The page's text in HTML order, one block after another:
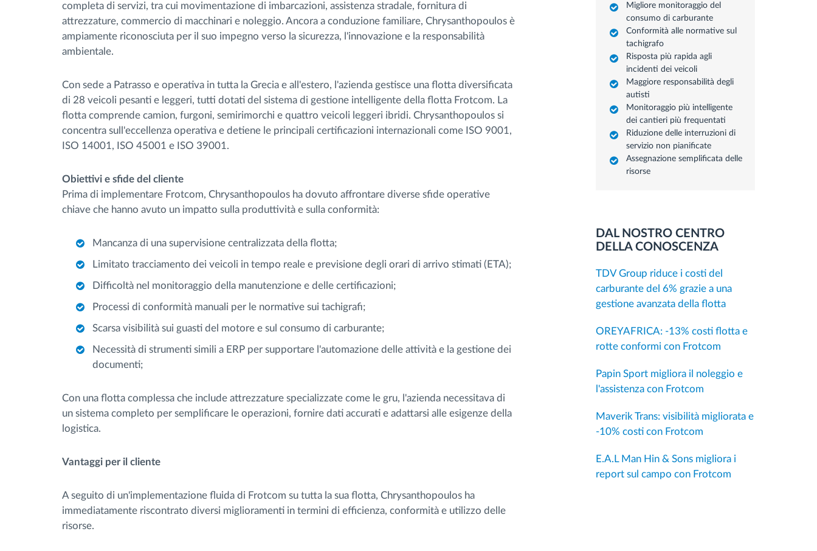
completa di servizi, tra cui movimentazione di imbarcazioni, assistenza stradale, fornitura di
attrezzature, commercio di macchinari e noleggio. Ancora a conduzione familiare, Chrysanthopoulos è
ampiamente riconosciuta per il suo impegno verso la sicurezza, l'innovazione e la responsabilità
ambientale.
Con sede a Patrasso e operativa in tutta la Grecia e all'estero, l'azienda gestisce una flotta diversificata
di 28 veicoli pesanti e leggeri, tutti dotati del sistema di gestione intelligente della flotta Frotcom. La
flotta comprende camion, furgoni, semirimorchi e quattro veicoli leggeri ibridi. Chrysanthopoulos si
concentra sull'eccellenza operativa e detiene le principali certificazioni internazionali come ISO 9001,
ISO 14001, ISO 45001 e ISO 39001.
Obiettivi e sfide del cliente
Prima di implementare Frotcom, Chrysanthopoulos ha dovuto affrontare diverse sfide operative
chiave che hanno avuto un impatto sulla produttività e sulla conformità:
Mancanza di una supervisione centralizzata della flotta;
Limitato tracciamento dei veicoli in tempo reale e previsione degli orari di arrivo stimati (ETA);
Difficoltà nel monitoraggio della manutenzione e delle certificazioni;
Processi di conformità manuali per le normative sui tachigrafi;
Scarsa visibilità sui guasti del motore e sul consumo di carburante;
Necessità di strumenti simili a ERP per supportare l'automazione delle attività e la gestione dei
documenti;
Con una flotta complessa che include attrezzature specializzate come le gru, l'azienda necessitava di
un sistema completo per semplificare le operazioni, fornire dati accurati e adattarsi alle esigenze della
logistica.
Vantaggi per il cliente
A seguito di un'implementazione fluida di Frotcom su tutta la sua flotta, Chrysanthopoulos ha
immediatamente riscontrato diversi miglioramenti in termini di efficienza, conformità e utilizzo delle
risorse.
Migliore monitoraggio del
consumo di carburante
Conformità alle normative sul
tachigrafo
Risposta più rapida agli
incidenti dei veicoli
Maggiore responsabilità degli
autisti
Monitoraggio più intelligente
dei cantieri più frequentati
Riduzione delle interruzioni di
servizio non pianificate
Assegnazione semplificata delle
risorse
DAL NOSTRO CENTRO
DELLA CONOSCENZA
TDV Group riduce i costi del
carburante del 6% grazie a una
gestione avanzata della flotta
OREYAFRICA: -13% costi flotta e
rotte conformi con Frotcom
Papin Sport migliora il noleggio e
l'assistenza con Frotcom
Maverik Trans: visibilità migliorata e
-10% costi con Frotcom
E.A.L Man Hin & Sons migliora i
report sul campo con Frotcom